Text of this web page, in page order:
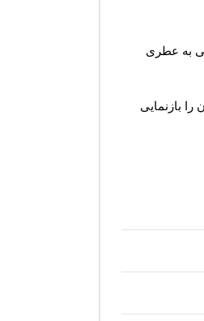
به عطری
بازنمایی